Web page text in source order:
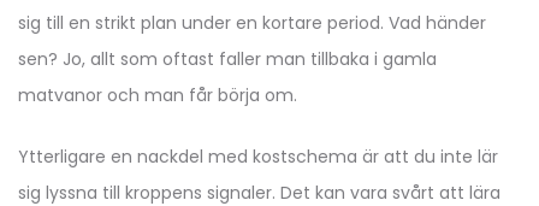
sig till en strikt plan under en kortare period. Vad händer
sen? Jo, allt som oftast faller man tillbaka i gamla
matvanor och man får börja om.
Ytterligare en nackdel med kostschema är att du inte lär
sig lyssna till kroppens signaler. Det kan vara svårt att lära